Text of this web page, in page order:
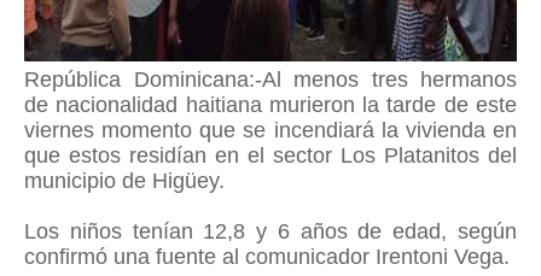
República Dominicana:-Al menos tres hermanos
de nacionalidad haitiana murieron la tarde de este
viernes momento que se incendiará la vivienda en
que estos residían en el sector Los Platanitos del
municipio de Higüey.
Los niños tenían 12,8 y 6 años de edad, según
confirmó una fuente al comunicador Irentoni Vega.